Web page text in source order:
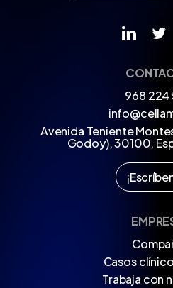
968 224
Avenida Teniente
Godoy), 30100,
¡Escríbe
Casos
Trabaja con